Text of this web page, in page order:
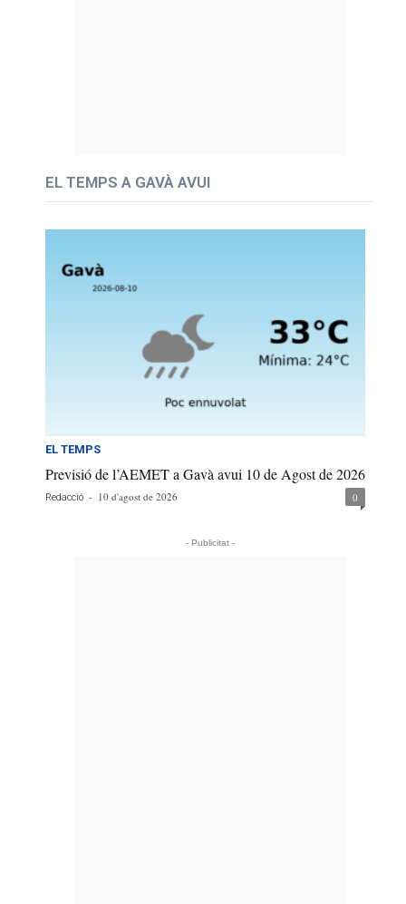
EL TEMPS A GAVÀ AVUI
EL TEMPS
Previsió de l’AEMET a Gavà avui 10 de Agost de 2026
Redacció - 10 d'agost de 2026 0
- Publicitat -